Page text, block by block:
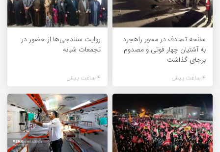
سانحه تصادف در محور راهجرد
به آشتیان چهار فوتی و مصدوم
برجای گذاشت
4 ساعت پیش
روایت سنندجی‌ها از حضور در
تجمعات شبانه
4 ساعت پیش